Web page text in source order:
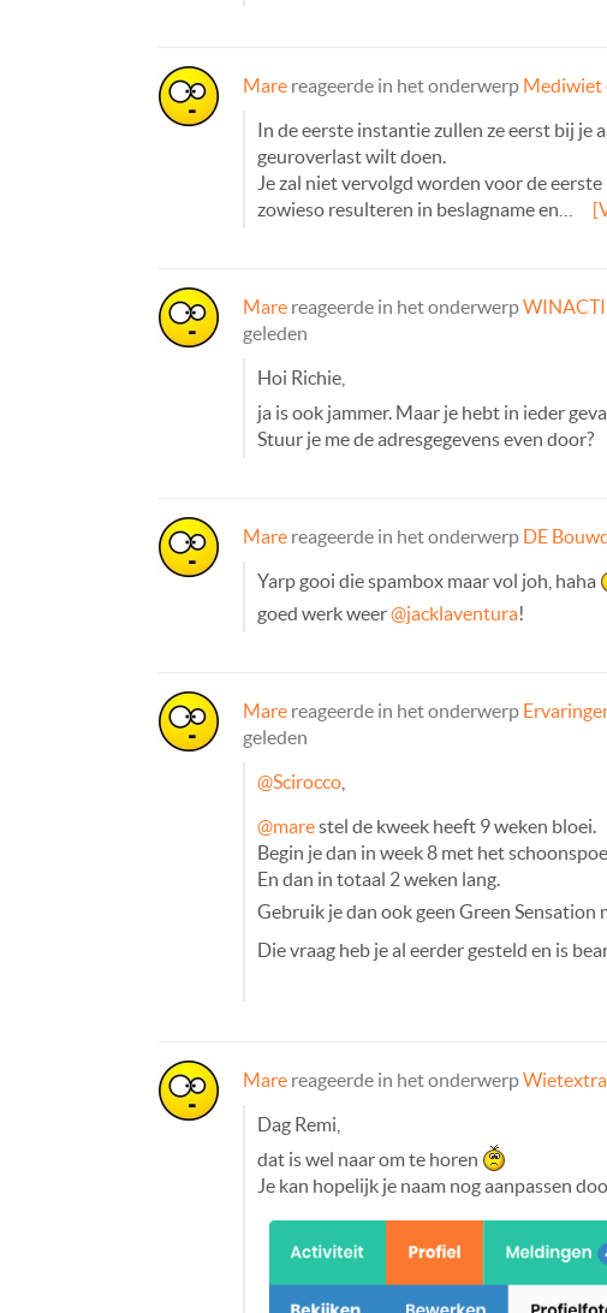
Mare reageerde in het onderwerp Mediwiet
In de eerste instantie zullen ze eerst bij je
geuroverlast wilt doen.
Je zal niet vervolgd worden voor de
zowieso resulteren in beslagname en…
Mare reageerde in het onderwerp
geleden
Hoi Richie,
ja is ook jammer. Maar je hebt in ieder
Stuur je me de adresgegevens even door?
Mare reageerde in het onderwerp DE
Yarp gooi die spambox maar vol joh, haha
goed werk weer@jacklaventura!
Mare reageerde in het onderwerp
geleden
@Scirocco
@marestel de kweek heeft 9 weken bloei.
Begin je dan in week 8 met het
En dan in totaal 2 weken lang.
Gebruik je dan ook geen Green Sensation
Die vraag heb je al eerder gesteld en is
Mare reageerde in het onderwerp
Dag Remi,
dat is wel naar om te horen
Je kan hopelijk je naam nog aanpassen